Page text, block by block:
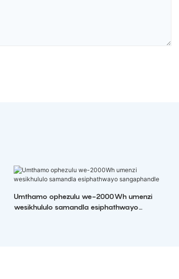
Umthamo ophezulu we-2000Wh umenzi
wesikhululo samandla esiphathwayo